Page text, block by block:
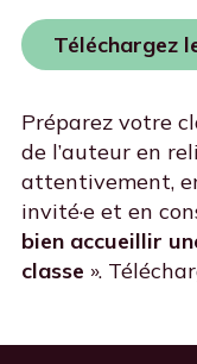
Téléchargez
Préparez votre
de l’auteur en
attentivement,
invité·e et en
bien accueillir
classe ».